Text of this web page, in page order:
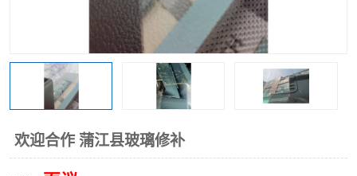
欢迎合作 蒲江县玻璃修补